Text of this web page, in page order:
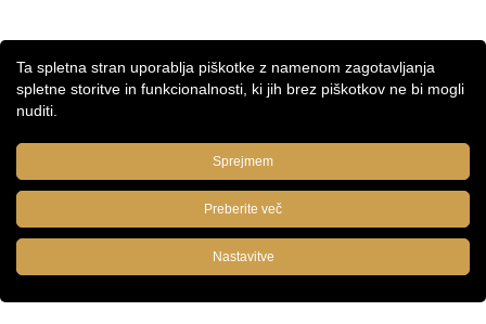
Ta spletna stran uporablja piškotke z namenom zagotavljanja
spletne storitve in funkcionalnosti, ki jih brez piškotkov ne bi mogli
nuditi.
Sprejmem
Preberite več
Nastavitve